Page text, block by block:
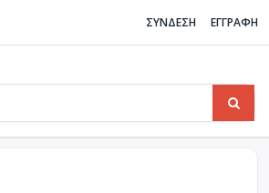
ΣΥΝΔΕΣΗ ΕΓΓΡΑΦΗ